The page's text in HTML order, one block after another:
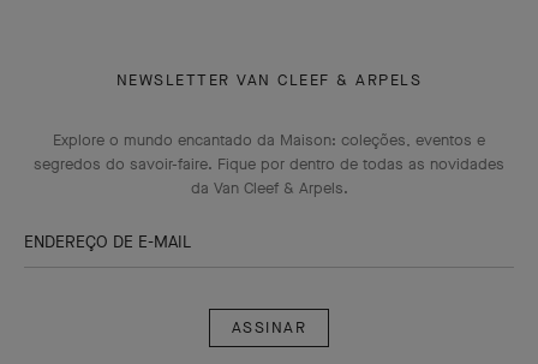
NEWSLETTER VAN CLEEF & ARPELS
Explore o mundo encantado da Maison: coleções, eventos e
segredos do savoir-faire. Fique por dentro de todas as novidades
da Van Cleef & Arpels.
ENDEREÇO DE E-MAIL